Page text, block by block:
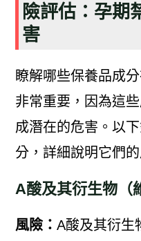
險評估：孕期
害
瞭解哪些保養品成
非常重要，因為這
成潛在的危害。以
分，詳細說明它們的
A酸及其衍生物（
風險： A酸及其衍生